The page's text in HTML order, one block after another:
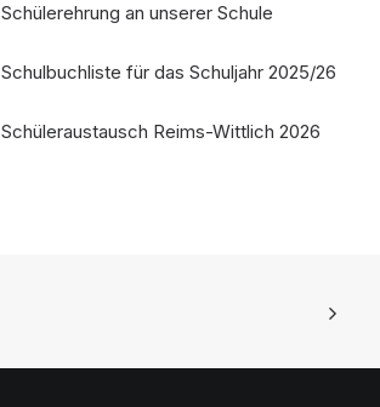
Schülerehrung an unserer Schule
Schulbuchliste für das Schuljahr 2025/26
Schüleraustausch Reims-Wittlich 2026